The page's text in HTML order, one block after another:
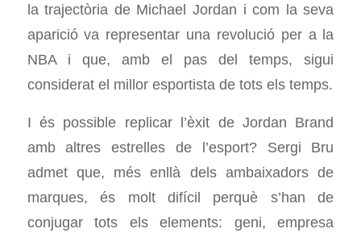
la trajectòria de Michael Jordan i com la seva
aparició va representar una revolució per a la
NBA i que, amb el pas del temps, sigui
considerat el millor esportista de tots els temps.
I és possible replicar l’èxit de Jordan Brand
amb altres estrelles de l’esport? Sergi Bru
admet que, més enllà dels ambaixadors de
marques, és molt difícil perquè s’han de
conjugar tots els elements: geni, empresa